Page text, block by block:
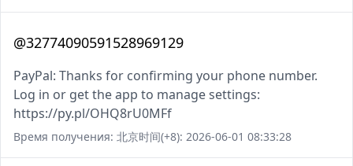
@32774090591528969129
PayPal: Thanks for confirming your phone number.
Log in or get the app to manage settings:
https://py.pl/OHQ8rU0MFf
Время получения: 北京时间(+8): 2026-06-01 08:33:28